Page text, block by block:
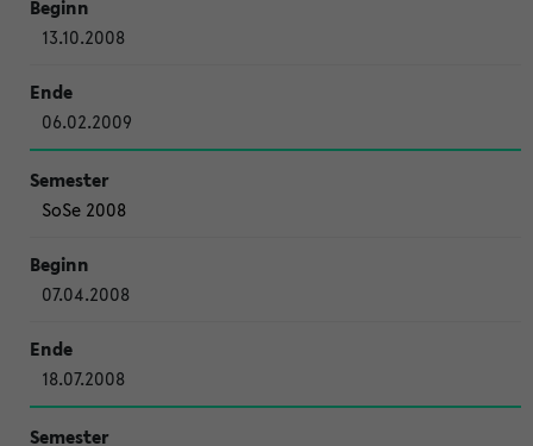
13.10.2008
06.02.2009
SoSe 2008
07.04.2008
18.07.2008